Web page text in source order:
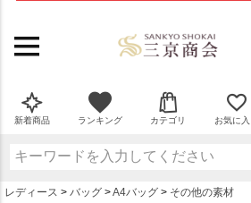
新着商品 ランキング カテゴリ お気に入
レディース バッグ A4バッグ その他の素材